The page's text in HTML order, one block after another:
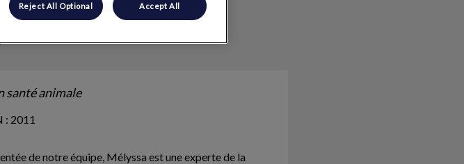
santé animale
: 2011
de notre équipe, Mélyssa est une experte de la
Reject All Optional Accept All